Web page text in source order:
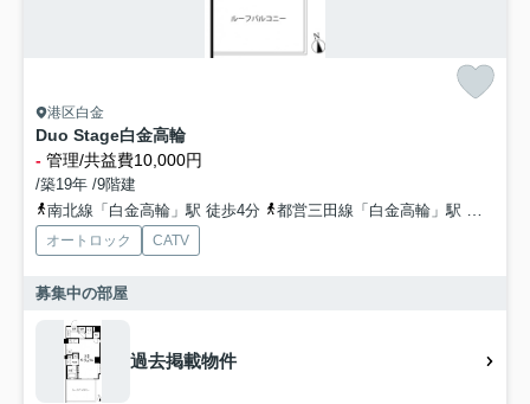
港区白金
Duo Stage白金高輪
- 管理/共益費10,000円
/築19年 /9階建
南北線「白金高輪」駅 徒歩4分
都営三田線「白金高輪」駅 徒歩4分
オートロック CATV
募集中の部屋
過去掲載物件